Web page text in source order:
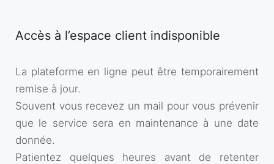
Accès à l’espace client indisponible
La plateforme en ligne peut être temporairement
remise à jour.
Souvent vous recevez un mail pour vous prévenir
que le service sera en maintenance à une date
donnée.
Patientez quelques heures avant de retenter